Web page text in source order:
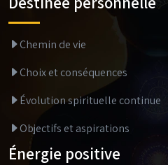
Chemin de vie
Choix et conséquences
Évolution spirituelle continue
Objectifs et aspirations
Énergie positive